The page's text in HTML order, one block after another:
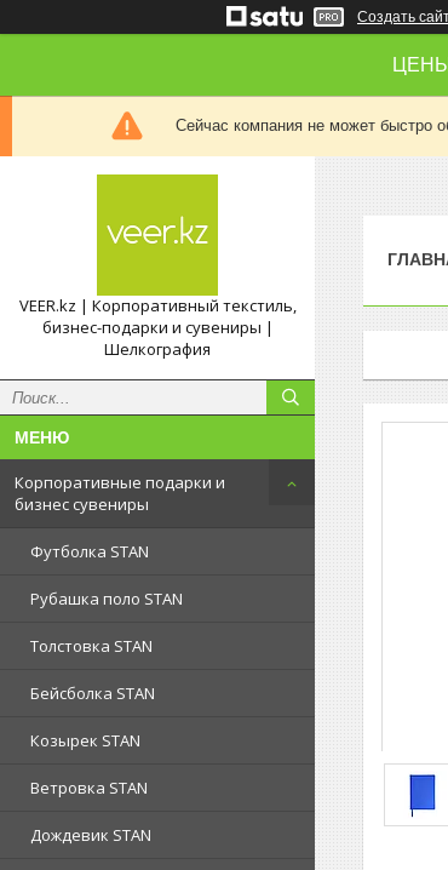
Создать
Сейчас компания не может быстро
VEER.kz | Корпоративный текстиль,
бизнес-подарки и сувениры |
Шелкография
Корпоративные подарки и
бизнес сувениры
Футболка STAN
Рубашка поло STAN
Толстовка STAN
Бейсболка STAN
Козырек STAN
Ветровка STAN
Дождевик STAN